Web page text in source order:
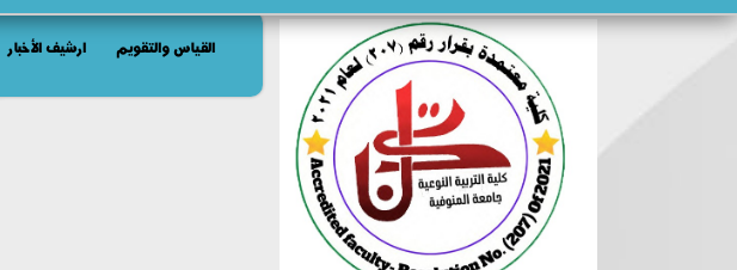
القياس والتقويم ارشيف الأخبار